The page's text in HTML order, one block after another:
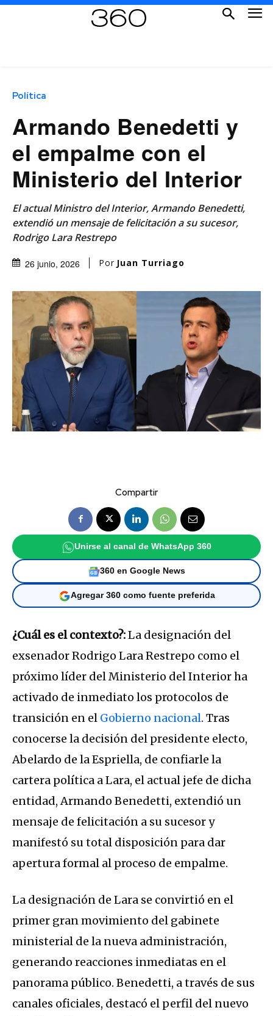
Política
Armando Benedetti y
el empalme con el
Ministerio del Interior
El actual Ministro del Interior, Armando Benedetti,
extendió un mensaje de felicitación a su sucesor,
Rodrigo Lara Restrepo
26 junio, 2026 Por Juan Turriago
Compartir
Unirse al canal de WhatsApp 360
360 en Google News
Agregar 360 como fuente preferida
¿Cuál es el contexto?:La designación del
exsenador Rodrigo Lara Restrepo como el
próximo líder del Ministerio del Interior ha
activado de inmediato los protocolos de
transición en el Gobierno nacional. Tras
conocerse la decisión del presidente electo,
Abelardo de la Espriella, de confiarle la
cartera política a Lara, el actual jefe de dicha
entidad, Armando Benedetti, extendió un
mensaje de felicitación a su sucesor y
manifestó su total disposición para dar
apertura formal al proceso de empalme.
La designación de Lara se convirtió en el
primer gran movimiento del gabinete
ministerial de la nueva administración,
generando reacciones inmediatas en el
panorama público. Benedetti, a través de sus
canales oficiales, destacó el perfil del nuevo